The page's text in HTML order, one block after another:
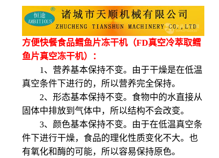
方便快餐食品鳕鱼片冻干机（FD真空冷萃取鳕
鱼片真空冻干机）：
1、营养基本保持不变。由于干燥是在低温
真空条件下进行的，所以营养完全保持。
2、形态基本保持不变。食物中的水直接从
固体中排放到气体中，所以结构不会改变。
3、颜色基本保持不变。由于在低温真空条
件下进行干燥，食品的理化性质变化不大。也
有氧化和酶的可能，所以容易保持原色。